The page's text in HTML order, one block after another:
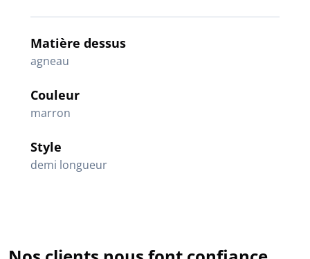
Matière dessus
agneau
Couleur
marron
Style
demi longueur